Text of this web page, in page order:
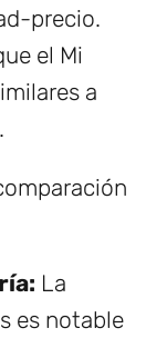
precio.
el Mi
a
La
es notable